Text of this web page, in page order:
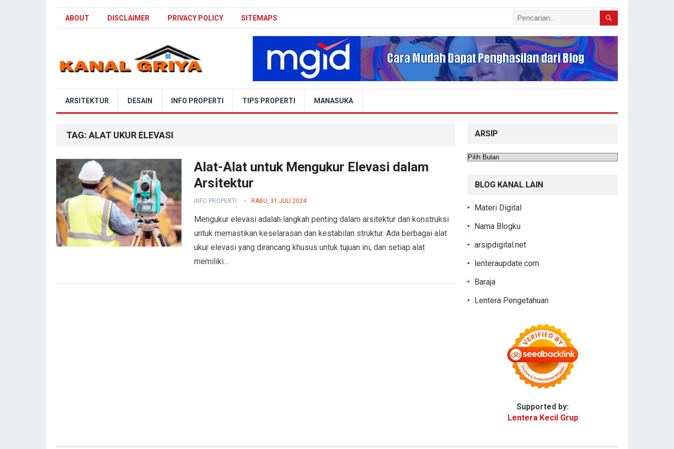
ABOUT DISCLAIMER PRIVACY POLICY SITEMAPS
ARSITEKTUR DESAIN INFO PROPERTI TIPS PROPERTI MANASUKA
TAG: ALAT UKUR ELEVASI
Alat-Alat untuk Mengukur Elevasi dalam
Arsitektur
INFO PROPERTI RABU, 31 JULI 2024
Mengukur elevasi adalah langkah penting dalam arsitektur dan konstruksi
untuk memastikan keselarasan dan kestabilan struktur. Ada berbagai alat
ukur elevasi yang dirancang khusus untuk tujuan ini, dan setiap alat
memiliki…
ARSIP
Arsip
BLOG KANAL LAIN
Materi Digital
Nama Blogku
arsipdigital.net
lenteraupdate.com
Baraja
Lentera Pengetahuan
Supported by:
Lentera Kecil Grup